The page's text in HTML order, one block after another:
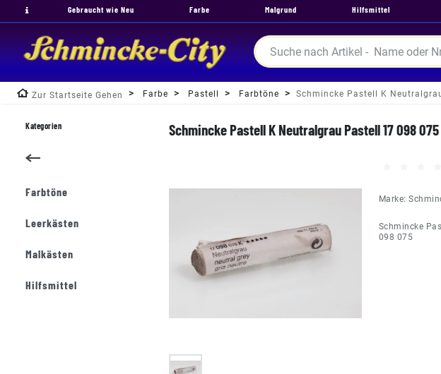
Gebraucht wie Neu Farbe Malgrund Hilfsmittel
Zur Startseite Gehen Farbe Pastell Farbtöne Schmincke Pastell K
Schmincke Pastell K Neutralgrau Pastell 17 098 075
Marke:
Schmincke
098 075
Kategorien
Farbtöne
Leerkästen
Malkästen
Hilfsmittel